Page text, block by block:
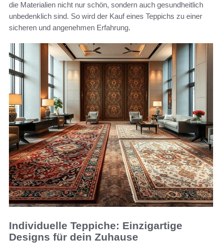
die Materialien nicht nur schön, sondern auch gesundheitlich
unbedenklich sind. So wird der Kauf eines Teppichs zu einer
sicheren und angenehmen Erfahrung.
Individuelle Teppiche: Einzigartige
Designs für dein Zuhause